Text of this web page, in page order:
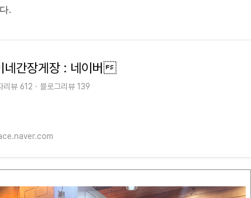
.
네간장게장 : 네이버
리뷰 612 · 블로그리뷰 139